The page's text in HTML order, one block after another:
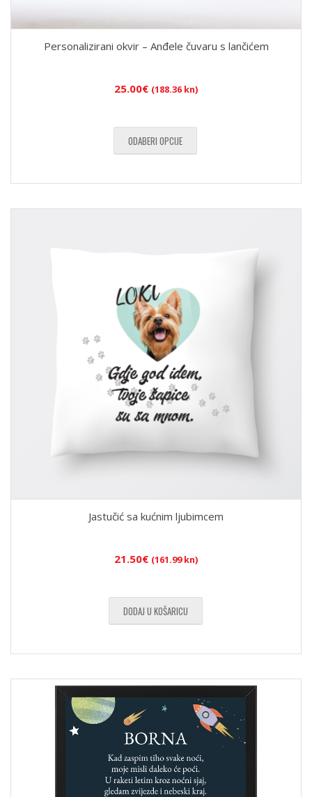
Personalizirani okvir – Anđele čuvaru s lančićem
25.00€ (188.36 kn)
ODABERI OPCIJE
Jastučić sa kućnim ljubimcem
21.50€ (161.99 kn)
DODAJ U KOŠARICU